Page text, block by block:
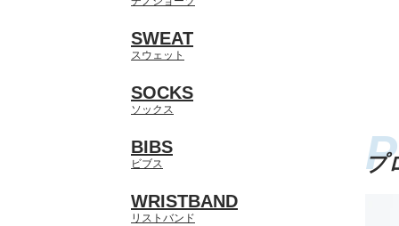
SWEAT
スウェット
SOCKS
ソックス
BIBS
ビブス
WRISTBAND
リストバンド
プ